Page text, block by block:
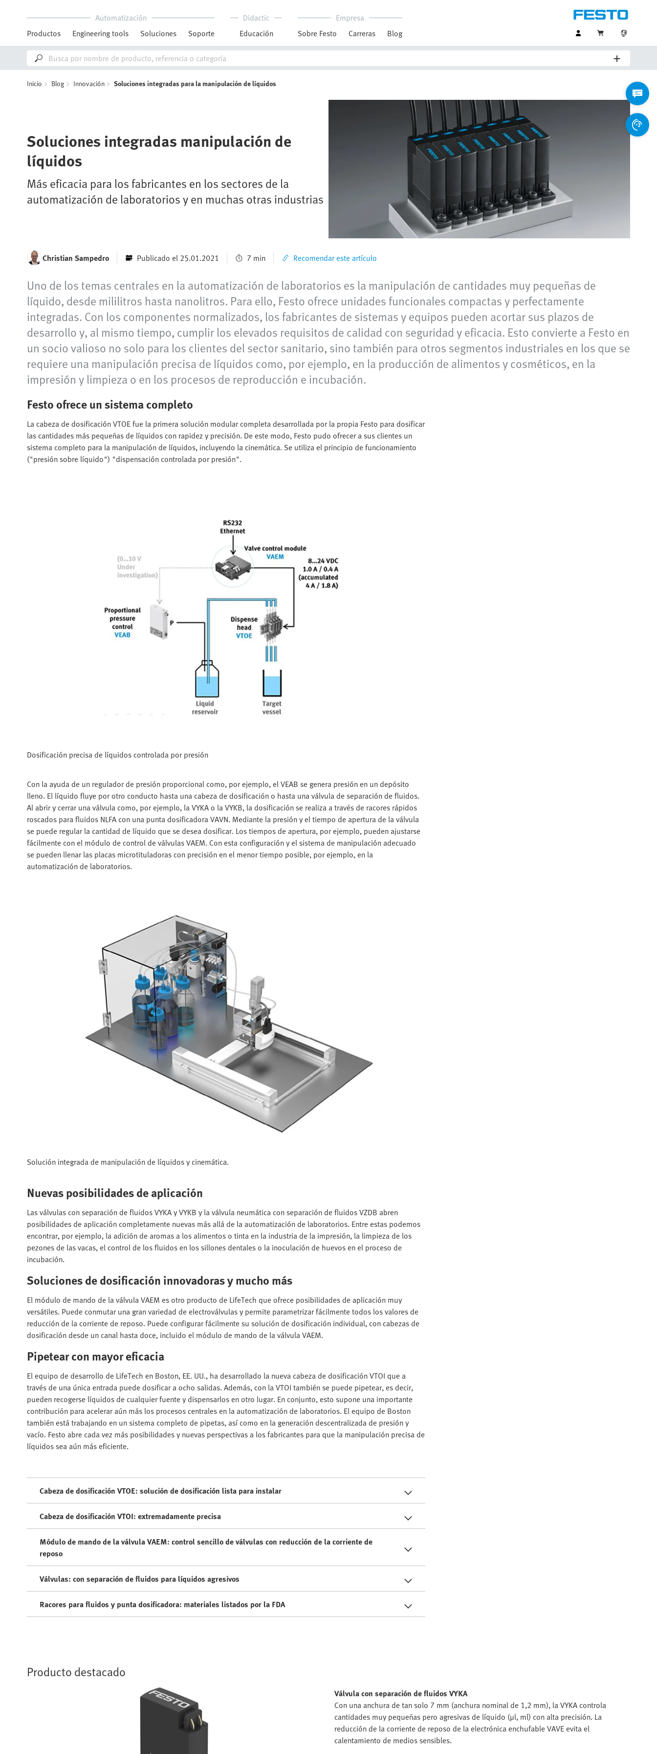
Automatización
Productos
Engineering tools Soluciones Soporte
Didactic
Educación
Empresa
Sobre Festo
Carreras Blog
Inicio Blog Innovación Soluciones integradas para la manipulación de líquidos
Soluciones integradas manipulación de
líquidos
Más eficacia para los fabricantes en los sectores de la
automatización de laboratorios y en muchas otras industrias
Christian Sampedro Publicado el 25.01.2021 7 min Recomendar este artículo
Uno de los temas centrales en la automatización de laboratorios es la manipulación de cantidades muy pequeñas de
líquido, desde mililitros hasta nanolitros. Para ello, Festo ofrece unidades funcionales compactas y perfectamente
integradas. Con los componentes normalizados, los fabricantes de sistemas y equipos pueden acortar sus plazos de
desarrollo y, al mismo tiempo, cumplir los elevados requisitos de calidad con seguridad y eficacia. Esto convierte a Festo en
un socio valioso no solo para los clientes del sector sanitario, sino también para otros segmentos industriales en los que se
requiere una manipulación precisa de líquidos como, por ejemplo, en la producción de alimentos y cosméticos, en la
impresión y limpieza o en los procesos de reproducción e incubación.
Festo ofrece un sistema completo
La cabeza de dosificación VTOE fue la primera solución modular completa desarrollada por la propia Festo para dosificar
las cantidades más pequeñas de líquidos con rapidez y precisión. De este modo, Festo pudo ofrecer a sus clientes un
sistema completo para la manipulación de líquidos, incluyendo la cinemática. Se utiliza el principio de funcionamiento
("presión sobre líquido") "dispensación controlada por presión".
Dosificación precisa de líquidos controlada por presión
Con la ayuda de un regulador de presión proporcional como, por ejemplo, el VEAB se genera presión en un depósito
lleno. El líquido fluye por otro conducto hasta una cabeza de dosificación o hasta una válvula de separación de fluidos.
Al abrir y cerrar una válvula como, por ejemplo, la VYKA o la VYKB, la dosificación se realiza a través de racores rápidos
roscados para fluidos NLFA con una punta dosificadora VAVN. Mediante la presión y el tiempo de apertura de la válvula
se puede regular la cantidad de líquido que se desea dosificar. Los tiempos de apertura, por ejemplo, pueden ajustarse
fácilmente con el módulo de control de válvulas VAEM. Con esta configuración y el sistema de manipulación adecuado
se pueden llenar las placas microtituladoras con precisión en el menor tiempo posible, por ejemplo, en la
automatización de laboratorios.
Solución integrada de manipulación de líquidos y cinemática.
Nuevas posibilidades de aplicación
Las válvulas con separación de fluidos VYKA y VYKB y la válvula neumática con separación de fluidos VZDB abren
posibilidades de aplicación completamente nuevas más allá de la automatización de laboratorios. Entre estas podemos
encontrar, por ejemplo, la adición de aromas a los alimentos o tinta en la industria de la impresión, la limpieza de los
pezones de las vacas, el control de los fluidos en los sillones dentales o la inoculación de huevos en el proceso de
incubación.
Soluciones de dosificación innovadoras y mucho más
El módulo de mando de la válvula VAEM es otro producto de LifeTech que ofrece posibilidades de aplicación muy
versátiles. Puede conmutar una gran variedad de electroválvulas y permite parametrizar fácilmente todos los valores de
reducción de la corriente de reposo. Puede configurar fácilmente su solución de dosificación individual, con cabezas de
dosificación desde un canal hasta doce, incluido el módulo de mando de la válvula VAEM.
Pipetear con mayor eficacia
El equipo de desarrollo de LifeTech en Boston, EE. UU., ha desarrollado la nueva cabeza de dosificación VTOI que a
través de una única entrada puede dosificar a ocho salidas. Además, con la VTOI también se puede pipetear, es decir,
pueden recogerse líquidos de cualquier fuente y dispensarlos en otro lugar. En conjunto, esto supone una importante
contribución para acelerar aún más los procesos centrales en la automatización de laboratorios. El equipo de Boston
también está trabajando en un sistema completo de pipetas, así como en la generación descentralizada de presión y
vacío. Festo abre cada vez más posibilidades y nuevas perspectivas a los fabricantes para que la manipulación precisa de
líquidos sea aún más eficiente.
Cabeza de dosificación VTOE: solución de dosificación lista para instalar
Cabeza de dosificación VTOI: extremadamente precisa
Módulo de mando de la válvula VAEM: control sencillo de válvulas con reducción de la corriente de
reposo
Válvulas: con separación de fluidos para líquidos agresivos
Racores para fluidos y punta dosificadora: materiales listados por la FDA
Producto destacado
Válvula con separación de fluidos VYKA
Con una anchura de tan solo 7 mm (anchura nominal de 1,2 mm), la VYKA controla
cantidades muy pequeñas pero agresivas de líquido (µl, ml) con alta precisión. La
reducción de la corriente de reposo de la electrónica enchufable VAVE evita el
calentamiento de medios sensibles.